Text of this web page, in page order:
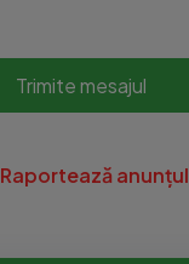
Trimite mesajul
Raportează anunțul